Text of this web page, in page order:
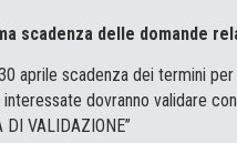
scadenza delle domande
aprile scadenza dei termini
interessate dovranno validare
DI VALIDAZIONE”